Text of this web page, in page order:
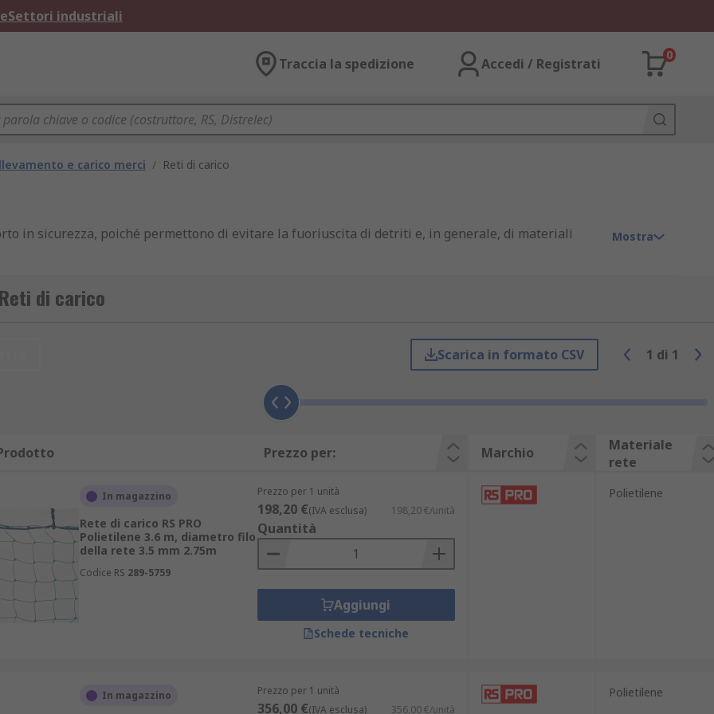
Settori industriali
Traccia la spedizione Accedi / Registrati
0
e carico merci / Reti di carico
in sicurezza, poiché permettono di evitare la fuoriuscita di detriti e, in generale, di materiali
disponibile in una varietà di dimensioni e misure, in modo da soddisfare un'ampia gamma di usi
come ad esempio nell'ambito di applicazioni di produzione, industriali e di trasporto.
carichi in autocarri e in altri veicoli durante il trasporto, per proteggere i lavoratori dalla caduta
a tutti i veicoli e utilizzate per trasportare in sicurezza qualsiasi tipo di materiale caricato.
è una rete resistente all'usura e alla rottura a capacità elevate. È resistente anche in
polietilene (PE) che viene intrecciata. Ha un diametro pari a 3.5 mm, con diverse misure di
misure in modo da soddisfare le diverse esigenze di applicazione.
si adatti comodamente a tutti i cassonetti standard industriali.
Mostra
di carico
Scarica in formato CSV 1 di 1
Prezzo per: Marchio
Materiale
rete
In magazzino
Rete di carico RS PRO
Polietilene 3.6 m, diametro filo
della rete 3.5 mm 2.75m
Codice RS 289-5759
Prezzo per 1 unità
198,20 €(IVA esclusa) 198,20 €/unità
Quantità
Aggiungi
Schede tecniche
Polietilene
In magazzino Prezzo per 1 unità
356,00 €(IVA esclusa) 356,00 €/unità
Polietilene